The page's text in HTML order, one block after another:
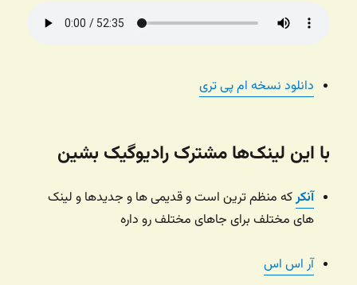
دانلود نسخه ام پی تری
با این لینک‌ها مشترک رادیوگیک بشین
آنکرکه منظم ترین است و قدیمی ها و جدیدها و لینک
های مختلف برای جاهای مختلف رو داره
آر اس اس